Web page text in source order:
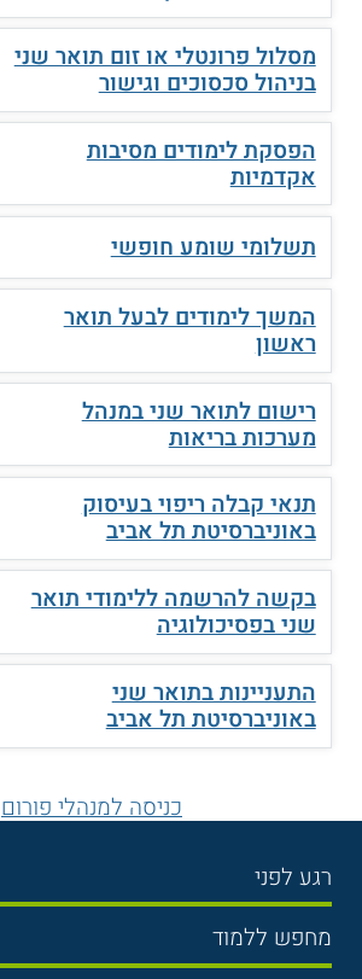
מסלול פרונטלי או זום תואר שני
בניהול סכסוכים וגישור
הפסקת לימודים מסיבות
אקדמיות
תשלומי שומע חופשי
המשך לימודים לבעל תואר
ראשון
רישום לתואר שני במנהל
מערכות בריאות
תנאי קבלה ריפוי בעיסוק
באוניברסיטת תל אביב
בקשה להרשמה ללימודי תואר
שני בפסיכולוגיה
התעניינות בתואר שני
באוניברסיטת תל אביב
כניסה למנהלי פורום
רגע לפני
בחירת לימודים
תנאי קבלה
מחפש ללמוד